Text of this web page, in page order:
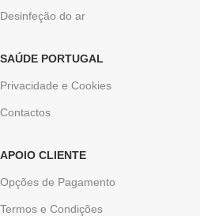
Desinfeção do ar
SAÚDE PORTUGAL
Privacidade e Cookies
Contactos
APOIO CLIENTE
Opções de Pagamento
Termos e Condições